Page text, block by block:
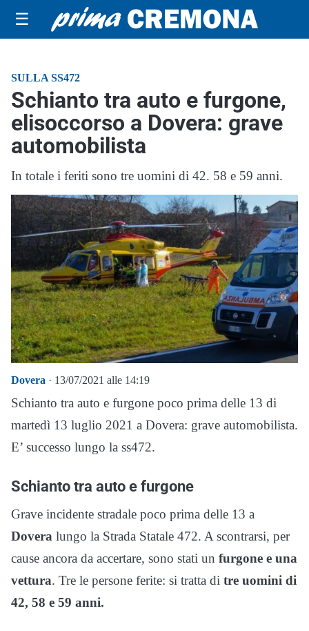
☰
SULLA SS472
Schianto tra auto e furgone,
elisoccorso a Dovera: grave
automobilista
In totale i feriti sono tre uomini di 42. 58 e 59 anni.
Dovera · 13/07/2021 alle 14:19
Schianto tra auto e furgone poco prima delle 13 di
martedì 13 luglio 2021 a Dovera: grave automobilista.
E’ successo lungo la ss472.
Schianto tra auto e furgone
Grave incidente stradale poco prima delle 13 a
Dovera lungo la Strada Statale 472. A scontrarsi, per
cause ancora da accertare, sono stati un furgone e una
vettura. Tre le persone ferite: si tratta di tre uomini di
42, 58 e 59 anni.